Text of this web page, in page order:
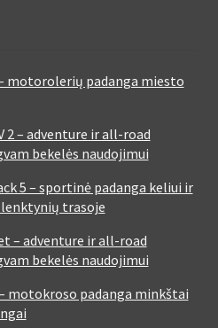
motorolerių padanga miesto
2 – adventure ir all-road
bekelės naudojimui
5 – sportinė padanga keliui ir
trasoje
– adventure ir all-road
bekelės naudojimui
motokroso padanga minkštai